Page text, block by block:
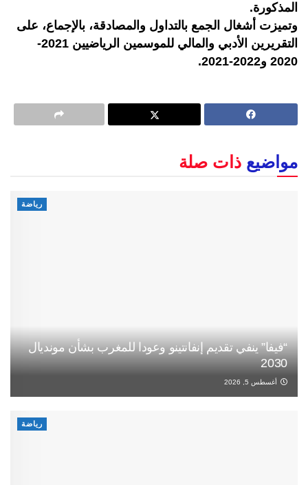
المذكورة.
وتميزت أشغال الجمع بالتداول والمصادقة، بالإجماع، على
التقريرين الأدبي والمالي للموسمين الرياضيين 2021-
2020 و2022-2021.
مواضيع ذات صلة
رياضة
“فيفا” ينفي تقديم إنفانتينو وعودا للمغرب بشأن مونديال
2030
أغسطس 5, 2026
رياضة